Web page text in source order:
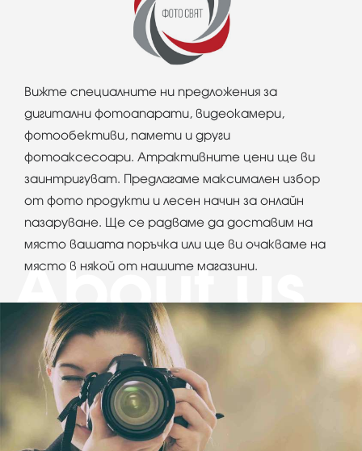
Вижте специалните ни предложения за
дигитални фотоапарати, видеокамери,
фотообективи, памети и други
фотоаксесоари. Атрактивните цени ще ви
заинтригуват. Предлагаме максимален избор
от фото продукти и лесен начин за онлайн
пазаруване. Ще се радваме да доставим на
място вашата поръчка или ще ви очакваме на
място в някой от нашите магазини.